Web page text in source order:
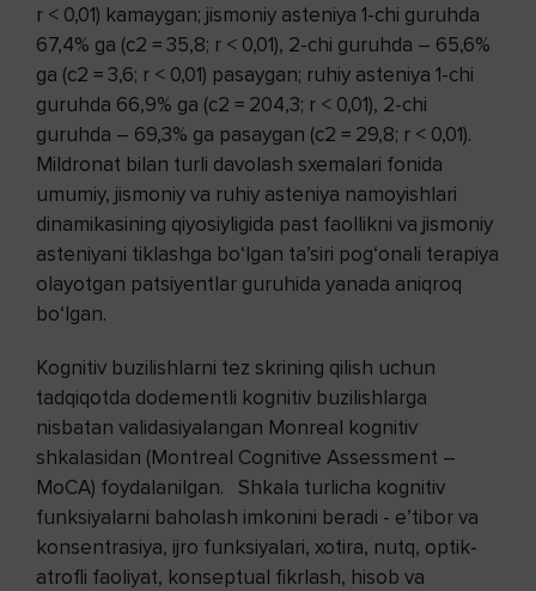
r < 0,01) kamaygan; jismoniy asteniya 1-chi guruhda
67,4% ga (c2 = 35,8; r < 0,01), 2-chi guruhda – 65,6%
ga (c2 = 3,6; r < 0,01) pasaygan; ruhiy asteniya 1-chi
guruhda 66,9% ga (c2 = 204,3; r < 0,01), 2-chi
guruhda – 69,3% ga pasaygan (c2 = 29,8; r < 0,01).
Mildronat bilan turli davolash sxemalari fonida
umumiy, jismoniy va ruhiy asteniya namoyishlari
dinamikasining qiyosiyligida past faollikni va jismoniy
asteniyani tiklashga bo‘lgan ta’siri pog‘onali terapiya
olayotgan patsiyentlar guruhida yanada aniqroq
bo‘lgan.
Kognitiv buzilishlarni tez skrining qilish uchun
tadqiqotda dodementli kognitiv buzilishlarga
nisbatan validasiyalangan Monreal kognitiv
shkalasidan (Montreal Cognitive Assessment –
MoCA) foydalanilgan. Shkala turlicha kognitiv
funksiyalarni baholash imkonini beradi - e’tibor va
konsentrasiya, ijro funksiyalari, xotira, nutq, optik-
atrofli faoliyat, konseptual fikrlash, hisob va